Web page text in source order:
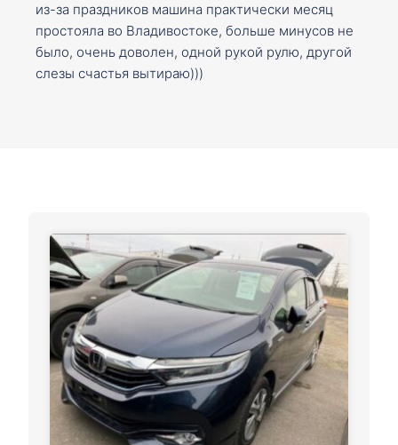
из-за праздников машина практически месяц
простояла во Владивостоке, больше минусов не
было, очень доволен, одной рукой рулю, другой
слезы счастья вытираю)))